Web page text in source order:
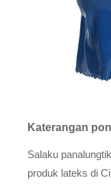
Katerangan
Salaku
produk lateks di